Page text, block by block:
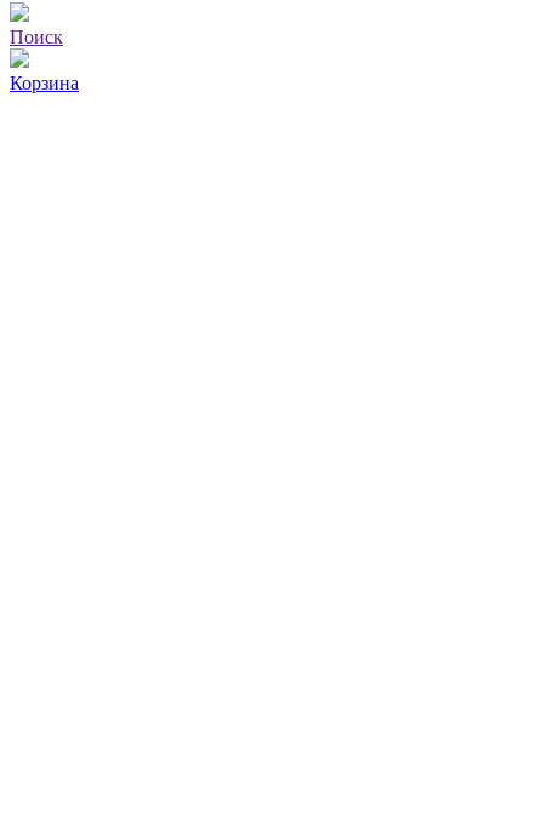
Поиск
Корзина